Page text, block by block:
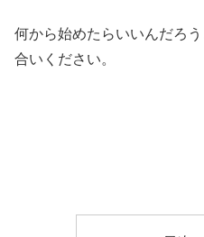
何から始めたらいいんだろ
合いください。